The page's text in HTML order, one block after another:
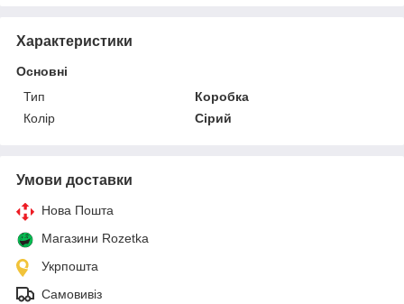
Характеристики
Основні
Тип
Коробка
Колір
Сірий
Умови доставки
Нова Пошта
Магазини Rozetka
Укрпошта
Самовивіз